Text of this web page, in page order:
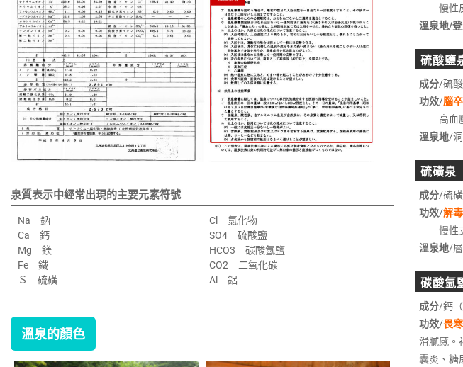
泉質表示中經常出現的主要元素符號
Na 鈉
Ca 鈣
Mg 鎂
Fe 鐵
Ｓ 硫磺
Cl 氯化物
SO4 硫酸鹽
HCO3 碳酸氫鹽
CO2 二氧化碳
Al 鋁
溫泉的顏色
慢性皮
溫泉地/
硫酸鹽
成分/硫
功效/腦
高血壓
溫泉地/
硫磺泉
成分/硫
功效/解
慢性支
溫泉地/
碳酸氫
成分/鈣
功效/畏
滑膩感。
囊炎、糖